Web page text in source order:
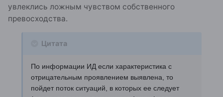
увлеклись ложным чувством собственного
превосходства.
Цитата
По информации ИД если характеристика с
отрицательным проявлением выявлена, то
пойдет поток ситуаций, в которых ее следует